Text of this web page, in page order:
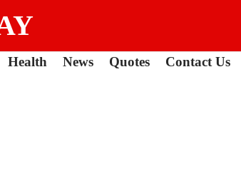
Health News Quotes Contact Us